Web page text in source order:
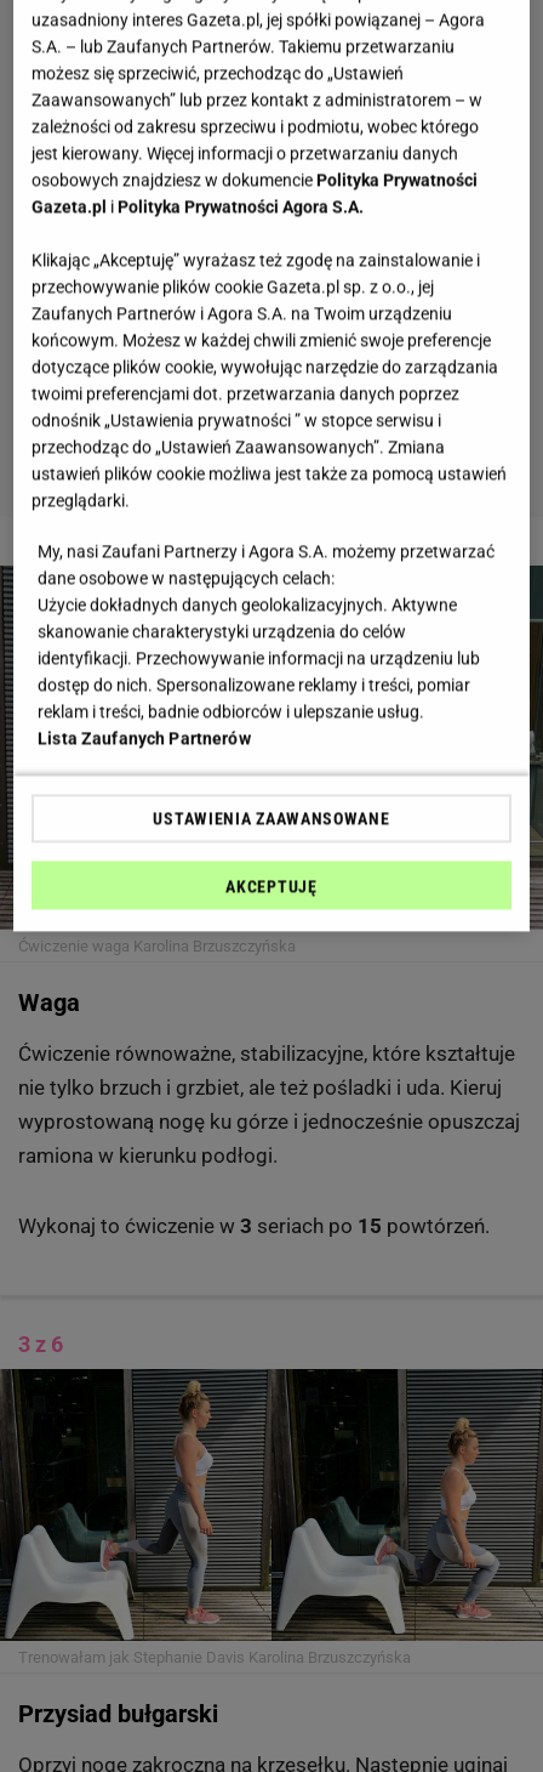
2 z 6
Ćwiczenie waga Karolina Brzuszczyńska
Waga
Ćwiczenie równoważne, stabilizacyjne, które kształtuje
nie tylko brzuch i grzbiet, ale też pośladki i uda. Kieruj
wyprostowaną nogę ku górze i jednocześnie opuszczaj
ramiona w kierunku podłogi.
Wykonaj to ćwiczenie w 3 seriach po 15 powtórzeń.
3 z 6
Trenowałam jak Stephanie Davis Karolina Brzuszczyńska
Przysiad bułgarski
Oprzyj nogę zakroczną na krzesełku. Następnie uginaj
uzasadniony interes Gazeta.pl, jej spółki powiązanej – Agora
S.A. – lub Zaufanych Partnerów. Takiemu przetwarzaniu
możesz się sprzeciwić, przechodząc do „Ustawień
Zaawansowanych” lub przez kontakt z administratorem – w
zależności od zakresu sprzeciwu i podmiotu, wobec którego
jest kierowany. Więcej informacji o przetwarzaniu danych
osobowych znajdziesz w dokumenciePolityka Prywatności
Gazeta.pl iPolityka Prywatności Agora S.A.
Klikając „Akceptuję” wyrażasz też zgodę na zainstalowanie i
przechowywanie plików cookie Gazeta.pl sp. z o.o., jej
Zaufanych Partnerów i Agora S.A. na Twoim urządzeniu
końcowym. Możesz w każdej chwili zmienić swoje preferencje
dotyczące plików cookie, wywołując narzędzie do zarządzania
twoimi preferencjami dot. przetwarzania danych poprzez
odnośnik „Ustawienia prywatności ” w stopce serwisu i
przechodząc do „Ustawień Zaawansowanych”. Zmiana
ustawień plików cookie możliwa jest także za pomocą ustawień
przeglądarki.
My, nasi Zaufani Partnerzy i Agora S.A. możemy przetwarzać
dane osobowe w następujących celach:
Użycie dokładnych danych geolokalizacyjnych. Aktywne
skanowanie charakterystyki urządzenia do celów
identyfikacji. Przechowywanie informacji na urządzeniu lub
dostęp do nich. Spersonalizowane reklamy i treści, pomiar
reklam i treści, badnie odbiorców i ulepszanie usług.
Lista Zaufanych Partnerów
USTAWIENIA ZAAWANSOWANE
AKCEPTUJĘ